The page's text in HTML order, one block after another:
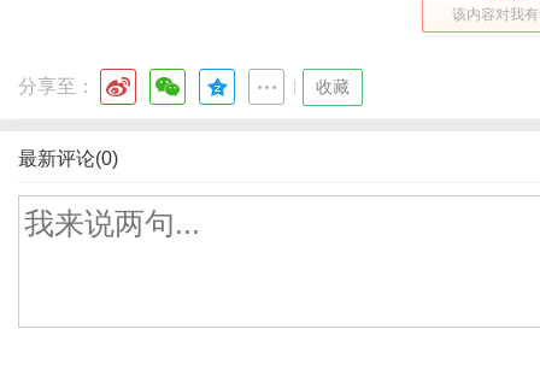
该内容对我
分享至： 收藏
最新评论(0)